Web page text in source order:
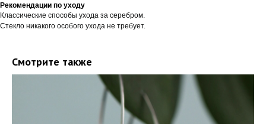
Рекомендации по уходу
Классические способы ухода за серебром.
Стекло никакого особого ухода не требует.
Смотрите также